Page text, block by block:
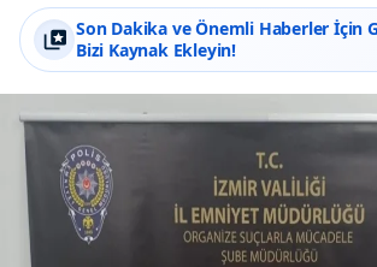
Son Dakika ve Önemli Haberler İçin
Bizi Kaynak Ekleyin!